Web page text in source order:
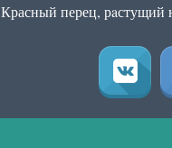
Красный перец, рaстущий